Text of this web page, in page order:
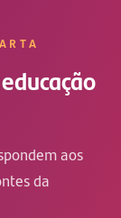
aos
da